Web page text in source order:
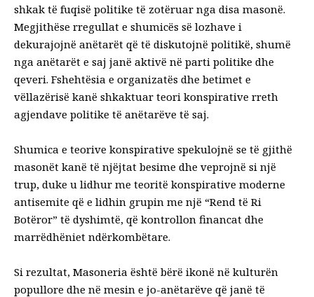
shkak të fuqisë politike të zotëruar nga disa masonë.
Megjithëse rregullat e shumicës së lozhave i
dekurajojnë anëtarët që të diskutojnë politikë, shumë
nga anëtarët e saj janë aktivë në parti politike dhe
qeveri. Fshehtësia e organizatës dhe betimet e
vëllazërisë kanë shkaktuar teori konspirative rreth
agjendave politike të anëtarëve të saj.
Shumica e teorive konspirative spekulojnë se të gjithë
masonët kanë të njëjtat besime dhe veprojnë si një
trup, duke u lidhur me teoritë konspirative moderne
antisemite që e lidhin grupin me një “Rend të Ri
Botëror” të dyshimtë, që kontrollon financat dhe
marrëdhëniet ndërkombëtare.
Si rezultat, Masoneria është bërë ikonë në kulturën
popullore dhe në mesin e jo-anëtarëve që janë të